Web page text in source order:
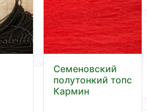
Семеновский
полутонкий топс
Кармин